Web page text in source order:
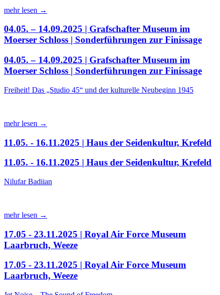
mehr lesen →
04.05. – 14.09.2025 | Grafschafter Museum im
Moerser Schloss | Sonderführungen zur Finissage
04.05. – 14.09.2025 | Grafschafter Museum im
Moerser Schloss | Sonderführungen zur Finissage
Freiheit! Das „Studio 45“ und der kulturelle Neubeginn 1945
mehr lesen →
11.05. - 16.11.2025 | Haus der Seidenkultur, Krefeld
11.05. - 16.11.2025 | Haus der Seidenkultur, Krefeld
Nilufar Badiian
mehr lesen →
17.05 - 23.11.2025 | Royal Air Force Museum
Laarbruch, Weeze
17.05 - 23.11.2025 | Royal Air Force Museum
Laarbruch, Weeze